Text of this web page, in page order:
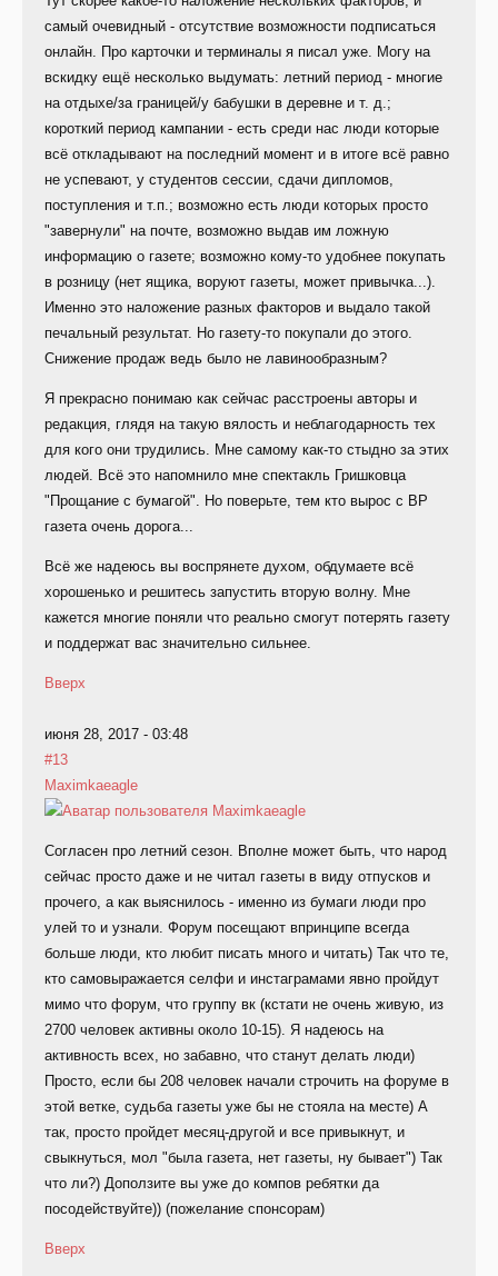
самый очевидный - отсутствие возможности подписаться
онлайн. Про карточки и терминалы я писал уже. Могу на
вскидку ещё несколько выдумать: летний период - многие
на отдыхе/за границей/у бабушки в деревне и т. д.;
короткий период кампании - есть среди нас люди которые
всё откладывают на последний момент и в итоге всё равно
не успевают, у студентов сессии, сдачи дипломов,
поступления и т.п.; возможно есть люди которых просто
"завернули" на почте, возможно выдав им ложную
информацию о газете; возможно кому-то удобнее покупать
в розницу (нет ящика, воруют газеты, может привычка...).
Именно это наложение разных факторов и выдало такой
печальный результат. Но газету-то покупали до этого.
Снижение продаж ведь было не лавинообразным?
Я прекрасно понимаю как сейчас расстроены авторы и
редакция, глядя на такую вялость и неблагодарность тех
для кого они трудились. Мне самому как-то стыдно за этих
людей. Всё это напомнило мне спектакль Гришковца
"Прощание с бумагой". Но поверьте, тем кто вырос с ВР
газета очень дорога...
Всё же надеюсь вы воспрянете духом, обдумаете всё
хорошенько и решитесь запустить вторую волну. Мне
кажется многие поняли что реально смогут потерять газету
и поддержат вас значительно сильнее.
Вверх
июня 28, 2017 - 03:48
#13
Maximkaeagle
Согласен про летний сезон. Вполне может быть, что народ
сейчас просто даже и не читал газеты в виду отпусков и
прочего, а как выяснилось - именно из бумаги люди про
улей то и узнали. Форум посещают впринципе всегда
больше люди, кто любит писать много и читать) Так что те,
кто самовыражается селфи и инстаграмами явно пройдут
мимо что форум, что группу вк (кстати не очень живую, из
2700 человек активны около 10-15). Я надеюсь на
активность всех, но забавно, что станут делать люди)
Просто, если бы 208 человек начали строчить на форуме в
этой ветке, судьба газеты уже бы не стояла на месте) А
так, просто пройдет месяц-другой и все привыкнут, и
свыкнуться, мол "была газета, нет газеты, ну бывает") Так
что ли?) Доползите вы уже до компов ребятки да
посодействуйте)) (пожелание спонсорам)
Вверх